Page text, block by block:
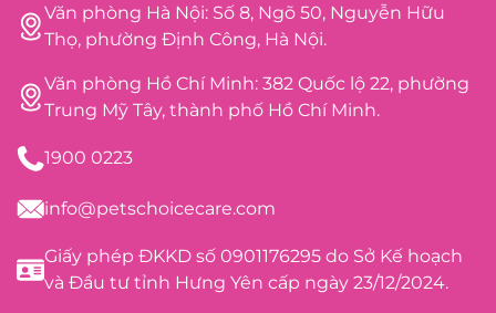
Văn phòng Hà Nội: Số 8, Ngõ 50, Nguyễn Hữu
Thọ, phường Định Công, Hà Nội.
Văn phòng Hồ Chí Minh: 382 Quốc lộ 22, phường
Trung Mỹ Tây, thành phố Hồ Chí Minh.
1900 0223
info@petschoicecare.com
Giấy phép ĐKKD số 0901176295 do Sở Kế hoạch
và Đầu tư tỉnh Hưng Yên cấp ngày 23/12/2024.